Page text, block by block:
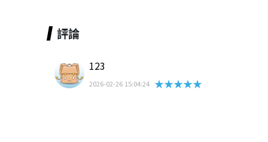
評論
123
2026-02-26 15:04:24 ★★★★★